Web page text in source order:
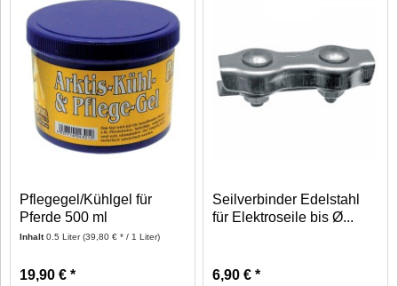
Pflegegel/Kühlgel für
Pferde 500 ml
Inhalt0.5 Liter(39,80 € * / 1 Liter)
19,90 € *
Seilverbinder Edelstahl
für Elektroseile bis Ø...
6,90 € *